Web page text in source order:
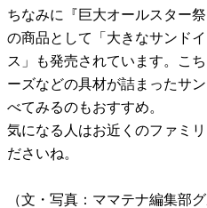
ちなみに『巨大オールスター
の商品として「大きなサンド
ス」も発売されています。こ
ーズなどの具材が詰まったサ
べてみるのもおすすめ。
気になる人はお近くのファミ
ださいね。
（文・写真：ママテナ編集部